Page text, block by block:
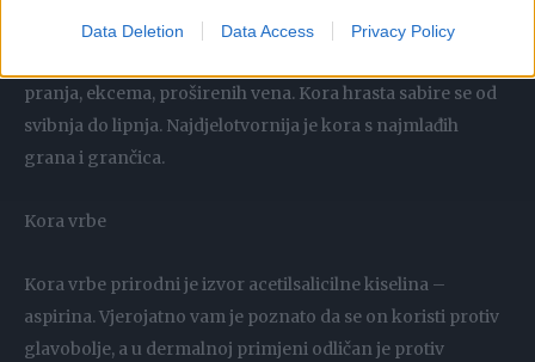
Data Deletion Data Access Privacy Policy
zaustavljanja krvarenja i stežu tkiva oštećena raznim
pranja, ekcema, proširenih vena. Kora hrasta sabire se od
svibnja do lipnja. Najdjelotvornija je kora s najmlađih
grana i grančica.
Kora vrbe
Kora vrbe prirodni je izvor acetilsalicilne kiselina –
aspirina. Vjerojatno vam je poznato da se on koristi protiv
glavobolje, a u dermalnoj primjeni odličan je protiv